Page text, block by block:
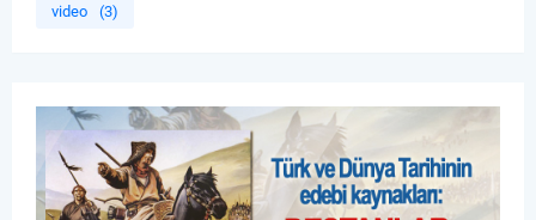
video (3)